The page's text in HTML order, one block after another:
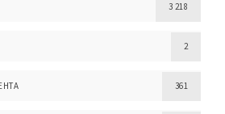
3 218
2
361